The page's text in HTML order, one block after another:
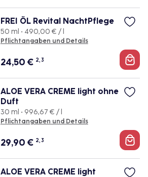
FREI ÖL Revital NachtPflege
50 ml • 490,00 € / l
Pflichtangaben und Details
24,50 € 2, 3
ALOE VERA CREME light ohne
Duft
30 ml • 996,67 € / l
Pflichtangaben und Details
29,90 € 2, 3
ALOE VERA CREME light